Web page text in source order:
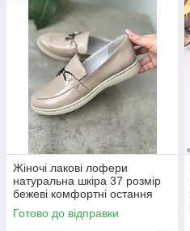
Жіночі лакові лофери
натуральна шкіра 37 розмір
бежеві комфортні остання
пара 23.5 см
Готово до відправки